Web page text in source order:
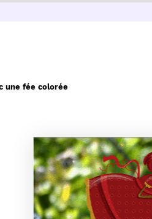
une fée colorée